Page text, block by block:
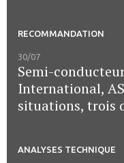
RECOMMANDATION
30/07
Semi-
International,
situations, trois
ANALYSES TECHNIQUE